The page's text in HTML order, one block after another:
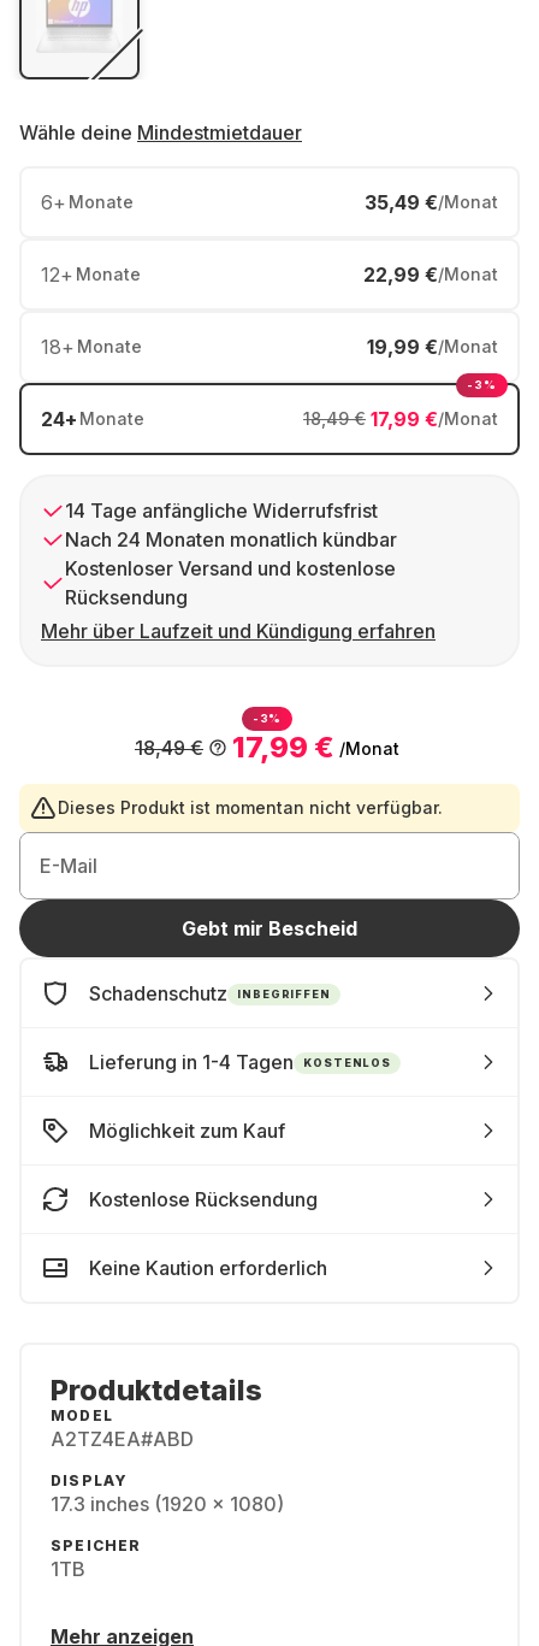
Wähle deine Mindestmietdauer
6+ Monate 35,49 €/Monat
12+ Monate 22,99 €/Monat
18+ Monate 19,99 €/Monat
24+ Monate 17,99 €/Monat
18,49 €
-3%
14 Tage anfängliche Widerrufsfrist
Nach 24 Monaten monatlich kündbar
Kostenloser Versand und kostenlose
Rücksendung
Mehr über Laufzeit und Kündigung erfahren
-3%
17,99 € /Monat
18,49 €
Dieses Produkt ist momentan nicht verfügbar.
E-Mail
Gebt mir Bescheid
Schadenschutz INBEGRIFFEN
Lieferung in 1-4 Tagen KOSTENLOS
Möglichkeit zum Kauf
Kostenlose Rücksendung
Keine Kaution erforderlich
Produktdetails
MODEL
A2TZ4EA#ABD
DISPLAY
17.3 inches (1920 x 1080)
SPEICHER
1TB
Mehr anzeigen